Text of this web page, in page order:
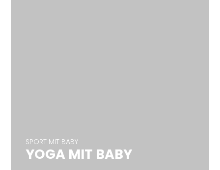
SPORT MIT BABY
YOGA MIT BABY
YOGA MIT BABY